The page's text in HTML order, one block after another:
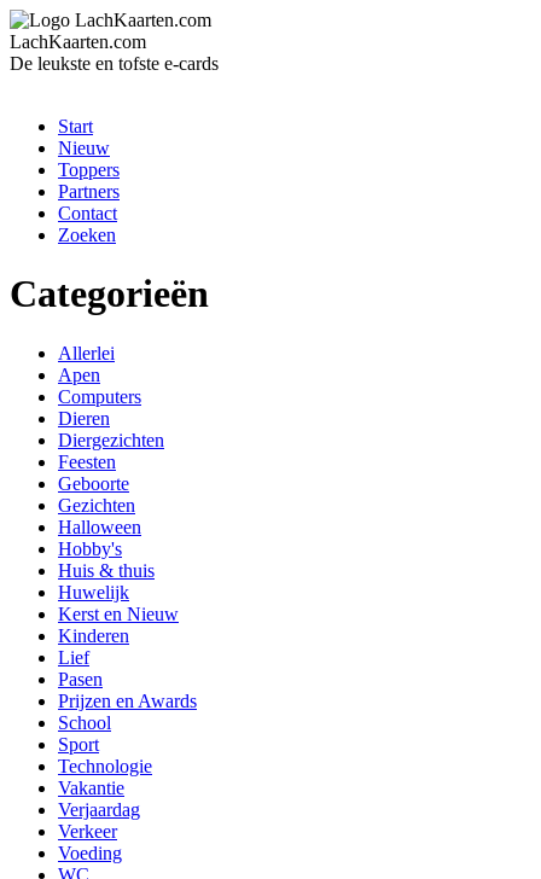
LachKaarten.com
De leukste en tofste e-cards
Start
Nieuw
Toppers
Partners
Contact
Zoeken
Categorieën
Allerlei
Apen
Computers
Dieren
Diergezichten
Feesten
Geboorte
Gezichten
Halloween
Hobby's
Huis & thuis
Huwelijk
Kerst en Nieuw
Kinderen
Lief
Pasen
Prijzen en Awards
School
Sport
Technologie
Vakantie
Verjaardag
Verkeer
Voeding
WC